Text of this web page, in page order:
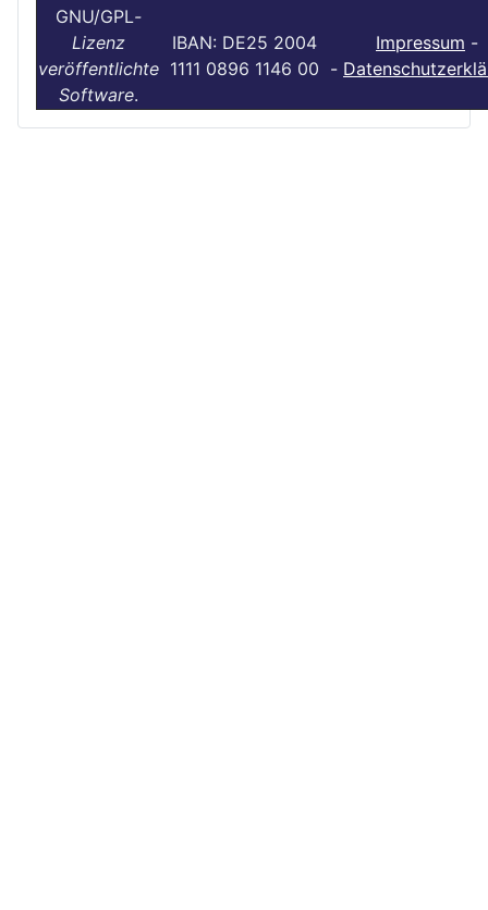
GNU/GPL-
Lizenz
veröffentlichte
Software.
IBAN: DE25 2004
1111 0896 1146 00
Impressum -
-